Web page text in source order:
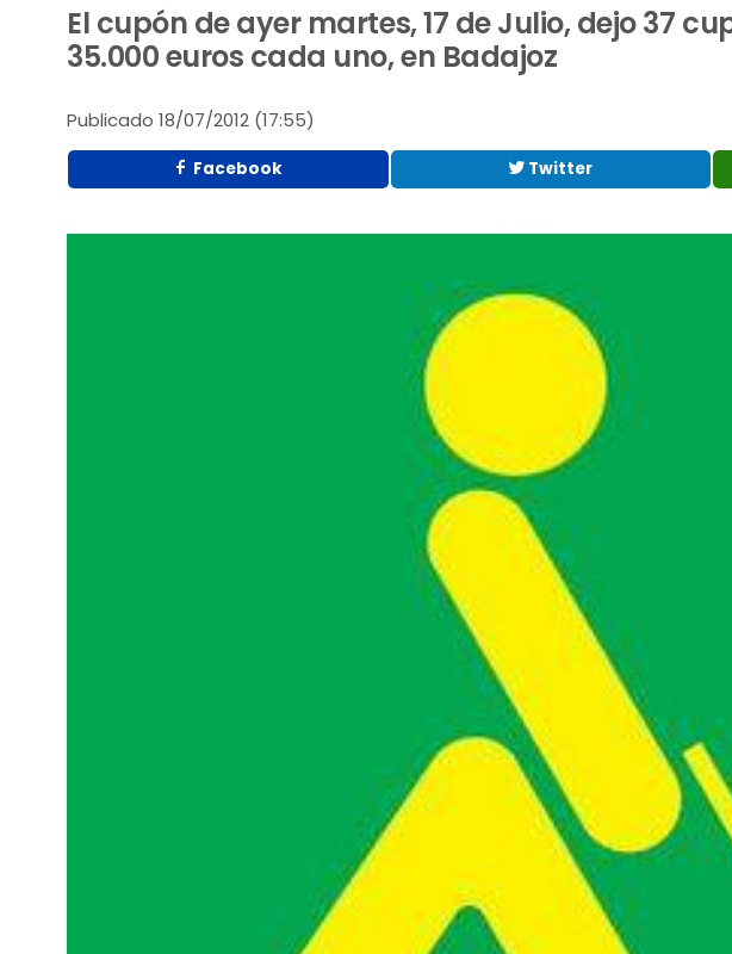
El cupón de ayer martes, 17 de Julio, dejo 37
35.000 euros cada uno, en Badajoz
Publicado 18/07/2012 (17:55)
Facebook Twitter